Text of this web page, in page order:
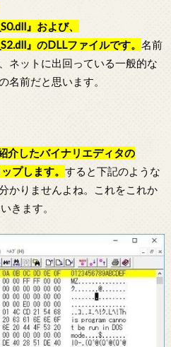
』および、
』のDLLファイルです。 名前
ネットに出回っている一般的な
名前だと思います。
介したバイナリエディタの
プします。 すると下記のような
かりませんよね。これをこれか
きます。